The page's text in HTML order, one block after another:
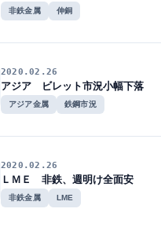
非鉄金属 伸銅
2020.02.26
アジア ビレット市況小幅下落
アジア金属 鉄鋼市況
2020.02.26
ＬＭＥ 非鉄、週明け全面安
非鉄金属 LME